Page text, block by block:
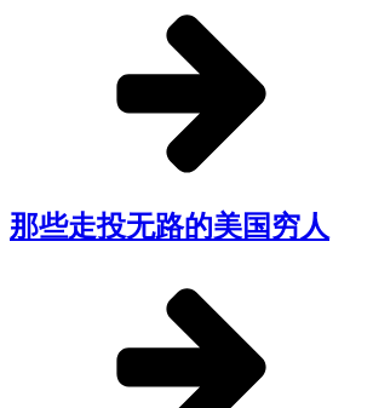
那些走投无路的美国穷人